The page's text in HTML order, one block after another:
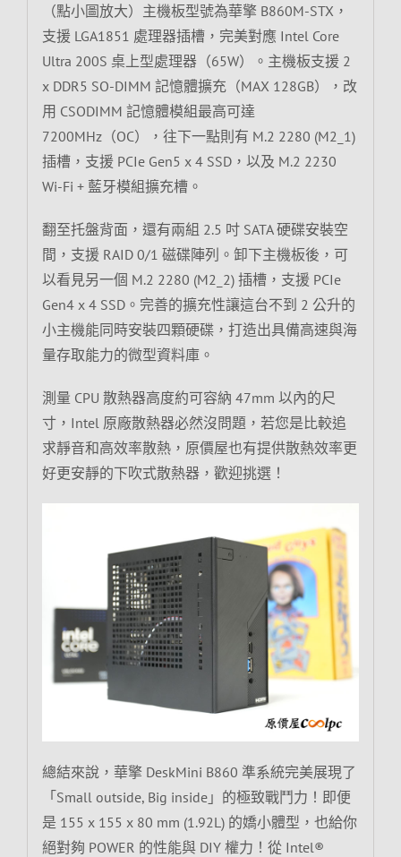
（點小圖放大）主機板型號為華擎 B860M-STX，
支援 LGA1851 處理器插槽，完美對應 Intel Core
Ultra 200S 桌上型處理器（65W）。主機板支援 2
x DDR5 SO-DIMM 記憶體擴充（MAX 128GB），改
用 CSODIMM 記憶體模組最高可達
7200MHz（OC），往下一點則有 M.2 2280 (M2_1)
插槽，支援 PCIe Gen5 x 4 SSD，以及 M.2 2230
Wi-Fi + 藍牙模組擴充槽。
翻至托盤背面，還有兩組 2.5 吋 SATA 硬碟安裝空
間，支援 RAID 0/1 磁碟陣列。卸下主機板後，可
以看見另一個 M.2 2280 (M2_2) 插槽，支援 PCIe
Gen4 x 4 SSD。完善的擴充性讓這台不到 2 公升的
小主機能同時安裝四顆硬碟，打造出具備高速與海
量存取能力的微型資料庫。
測量 CPU 散熱器高度約可容納 47mm 以內的尺
寸，Intel 原廠散熱器必然沒問題，若您是比較追
求靜音和高效率散熱，原價屋也有提供散熱效率更
好更安靜的下吹式散熱器，歡迎挑選！
總結來說，華擎 DeskMini B860 準系統完美展現了
「Small outside, Big inside」的極致戰鬥力！即便
是 155 x 155 x 80 mm (1.92L) 的嬌小體型，也給你
絕對夠 POWER 的性能與 DIY 權力！從 Intel®